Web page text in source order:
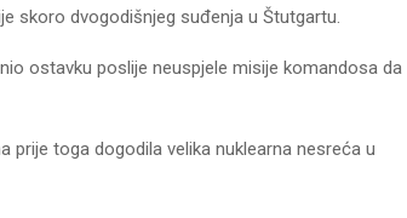
skoro dvogodišnjeg suđenja u Štutgartu.
ostavku poslije neuspjele misije komandosa da
prije toga dogodila velika nuklearna nesreća u